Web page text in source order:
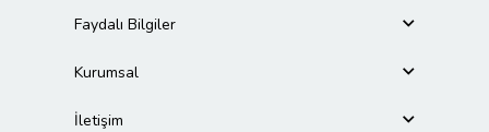
Faydalı Bilgiler
Kurumsal
İletişim